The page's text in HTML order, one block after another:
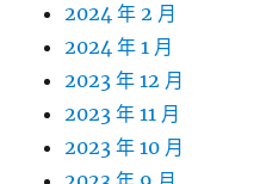
2024 年 2 月
2024 年 1 月
2023 年 12 月
2023 年 11 月
2023 年 10 月